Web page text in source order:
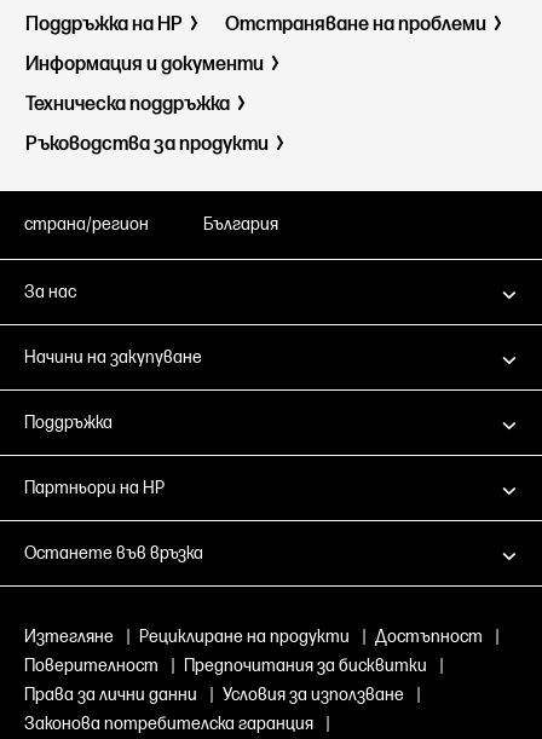
Поддръжка на HP
Отстраняване на проблеми
Информация и документи
Техническа поддръжка
Ръководства за продукти
страна/регион България
За нас
Начини на закупуване
Поддръжка
Партньори на HP
Останете във връзка
Изтегляне Рециклиране на продукти Достъпност
Поверителност
Предпочитания за бисквитки
Права за лични данни
Условия за използване
Законова потребителска гаранция